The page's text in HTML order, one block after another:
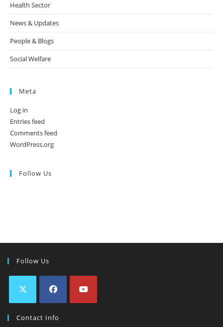
Health Sector
News & Updates
People & Blogs
Social Welfare
Meta
Log in
Entries feed
Comments feed
WordPress.org
Follow Us
Follow Us
Contact Info